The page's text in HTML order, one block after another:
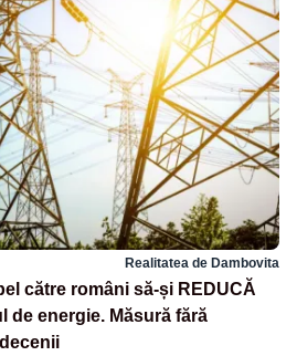
Realitatea de Dambovita
către români să-și REDUCĂ
de energie. Măsură fără